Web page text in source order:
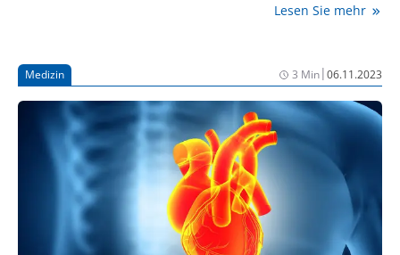
versteckte Entzündungsvorgänge im Körper
Blutzucker optimieren. Einen Überblick darüber, wie
eine gefäßgesunde Ernährung aussieht, welche
Nahrungsmittel als schädlich, welche als günstig
gelten können und warum das so ist, gibt die
Deutsche Gesellschaft für Gefäßchirurgie und
Gefäßmedizin e.V. (DGG).
Lesen Sie mehr
Medizin 3 Min|06.11.2023